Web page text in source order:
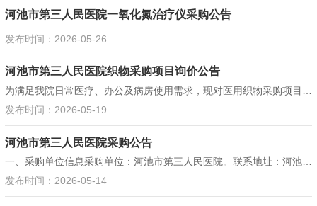
河池市第三人民医院一氧化氮治疗仪采购公告
发布时间：2026-05-26
河池市第三人民医院织物采购项目询价公告
为满足我院日常医疗、办公及病房使用需求，现对医用织物采购项目进行公开询价，欢迎符合资格条件、具有履约能力的供应商前来参与报价。一、项目基本信息项目名称：河池市第三人民医院医用织物采购项目采购单位：河池市第三人民医院服务期限：2026年 6 月 1 日 —2029年 ...
发布时间：2026-05-19
河池市第三人民医院采购公告
一、采购单位信息采购单位：河池市第三人民医院。联系地址：河池市金城江区南新东路229号。联系电话：0778-2667366。联系人：吴先生。二、采购项目概况本次采购项目具体信息如下：项目名称：新装核磁共振机房用电改造项目。项目编号：HC3YCG-ZWK-20260519。采购方式：院内议价...
发布时间：2026-05-14